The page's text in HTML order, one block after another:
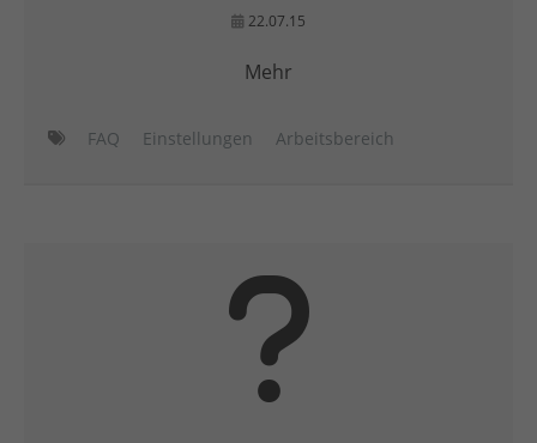
22.07.15
Mehr
FAQ Einstellungen Arbeitsbereich